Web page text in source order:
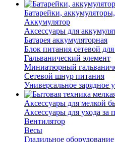
Батарейки,
Аккумулятор
Аксессуары для
Батарея аккумуляторная
Блок питания сетевой
Гальванический элемент
Миниатюрный
Сетевой шнур питания
Универсальное зарядное
Аксессуары для мелкой
Аксессуары для ухода за
Вентилятор
Весы
Гладильное оборудование